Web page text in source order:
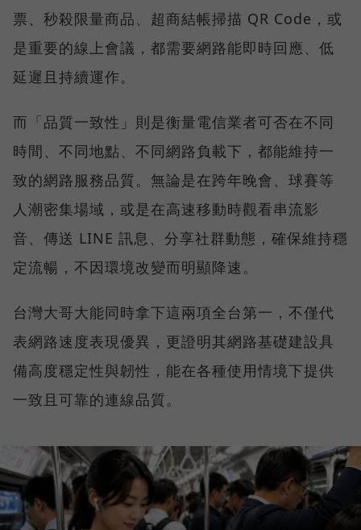
票、秒殺限量商品、超商結帳掃描 QR Code，或
是重要的線上會議，都需要網路能即時回應、低
延遲且持續運作。
而「品質一致性」則是衡量電信業者可否在不同
時間、不同地點、不同網路負載下，都能維持一
致的網路服務品質。無論是在跨年晚會、球賽等
人潮密集場域，或是在高速移動時觀看串流影
音、傳送 LINE 訊息、分享社群動態，確保維持穩
定流暢，不因環境改變而明顯降速。
台灣大哥大能同時拿下這兩項全台第一，不僅代
表網路速度表現優異，更證明其網路基礎建設具
備高度穩定性與韌性，能在各種使用情境下提供
一致且可靠的連線品質。